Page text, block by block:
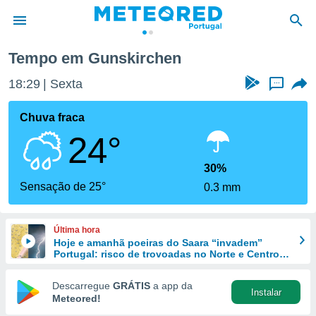
da
foi
fornecidas
a este
das
e
forma
digital
Tempo em Gunskirchen
18:30 Sexta ...
Chuva fraca
24°
Sensação de 25°
30%
0.3 mm
Última hora
Hoje e amanhã poeiras do Saara “invadem”
Portugal: risco de trovoadas no Norte e Centro
Descarregue GRÁTIS a app da
Meteored!
Instalar